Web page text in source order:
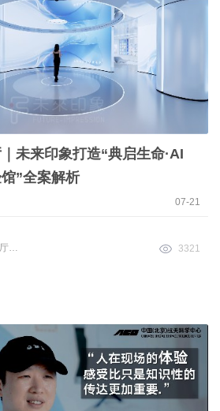
未来印象打造“典启生命·AI
”全案解析
07-21
3321